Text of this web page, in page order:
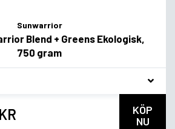
Sunwarrior
Blend + Greens Ekologisk,
750 gram
KÖP
NU